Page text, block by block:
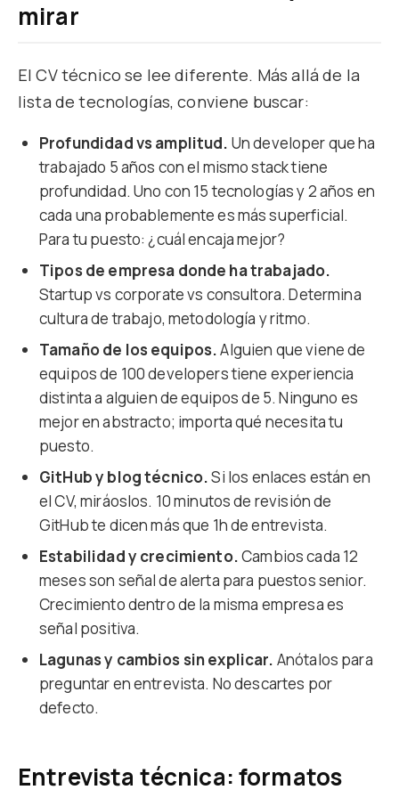
mirar
El CV técnico se lee diferente. Más allá de la
lista de tecnologías, conviene buscar:
Profundidad vs amplitud. Un developer que ha
trabajado 5 años con el mismo stack tiene
profundidad. Uno con 15 tecnologías y 2 años en
cada una probablemente es más superficial.
Para tu puesto: ¿cuál encaja mejor?
Tipos de empresa donde ha trabajado.
Startup vs corporate vs consultora. Determina
cultura de trabajo, metodología y ritmo.
Tamaño de los equipos.Alguien que viene de
equipos de 100 developers tiene experiencia
distinta a alguien de equipos de 5. Ninguno es
mejor en abstracto; importa qué necesita tu
puesto.
GitHub y blog técnico.Si los enlaces están en
el CV, miráoslos. 10 minutos de revisión de
GitHub te dicen más que 1h de entrevista.
Estabilidad y crecimiento.Cambios cada 12
meses son señal de alerta para puestos senior.
Crecimiento dentro de la misma empresa es
señal positiva.
Lagunas y cambios sin explicar. Anótalos para
preguntar en entrevista. No descartes por
defecto.
Entrevista técnica: formatos